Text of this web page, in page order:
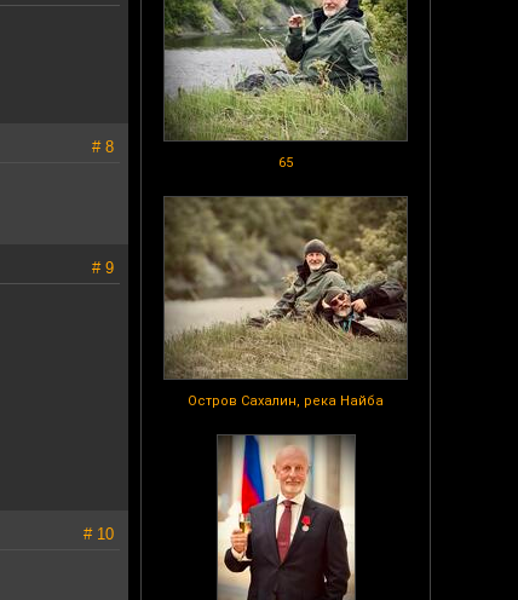
65
Остров Сахалин, река Найба
# 8
# 9
# 10